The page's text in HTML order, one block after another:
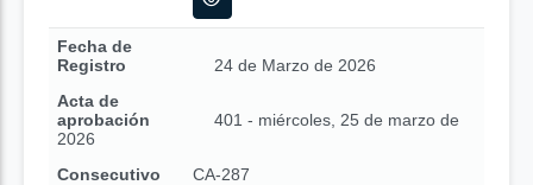
Fecha de
Registro
24 de Marzo de 2026
Acta de
aprobación
401 - miércoles, 25 de marzo de
2026
Consecutivo
CA-287